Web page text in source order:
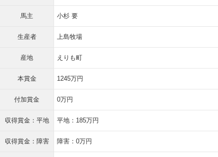
馬主 小杉 要
生産者 上島牧場
産地 えりも町
本賞金 1245万円
付加賞金 0万円
収得賞金：平地 平地：185万円
収得賞金：障害 障害：0万円